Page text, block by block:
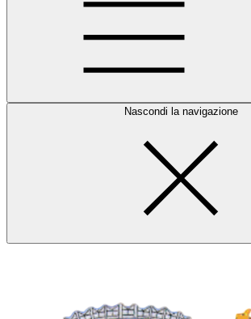
Nascondi la navigazione